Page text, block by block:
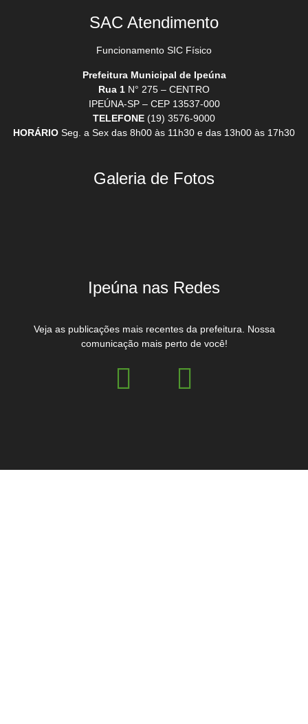
SAC Atendimento
Funcionamento SIC Físico
Prefeitura Municipal de Ipeúna
Rua 1 N° 275 – CENTRO
IPEÚNA-SP – CEP 13537-000
TELEFONE (19) 3576-9000
HORÁRIO Seg. a Sex das 8h00 às 11h30 e das 13h00 às 17h30
Galeria de Fotos
Ipeúna nas Redes
Veja as publicações mais recentes da prefeitura. Nossa
comunicação mais perto de você!